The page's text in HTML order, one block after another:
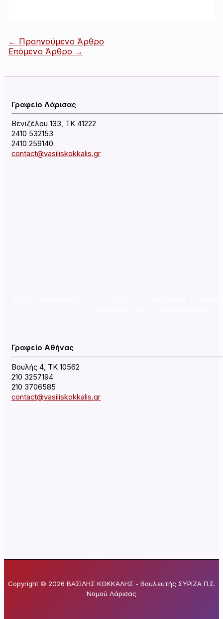
Πλοήγηση
άρθρων
← Προηγούμενο Άρθρο
Επόμενο Άρθρο →
Γραφείο Λάρισας
Βενιζέλου 133, ΤΚ 41222
2410 532153
2410 259140
contact@vasiliskokkalis.gr
Γραφείο Αθήνας
Βουλής 4, ΤΚ 10562
210 3257194
210 3706585
contact@vasiliskokkalis.gr
Copyright © 2026 ΒΑΣΙΛΗΣ ΚΟΚΚΑΛΗΣ - Βουλευτής ΣΥΡΙΖΑ Π.Σ.
Νομού Λάρισας